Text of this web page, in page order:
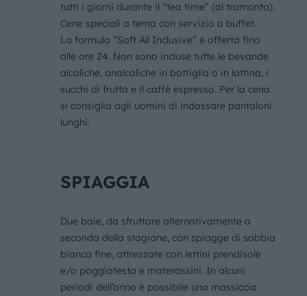
tutti i giorni durante il “tea time” (al tramonto).
Cene speciali a tema con servizio a buffet.
La formula “Soft All Inclusive” è offerta fino
alle ore 24. Non sono incluse tutte le bevande
alcoliche, analcoliche in bottiglia o in lattina, i
succhi di frutta e il caffè espresso. Per la cena
si consiglia agli uomini di indossare pantaloni
lunghi.
SPIAGGIA
Due baie, da sfruttare alternativamente a
seconda della stagione, con spiagge di sabbia
bianca fine, attrezzate con lettini prendisole
e/o poggiatesta e materassini. In alcuni
periodi dell’anno è possibile una massiccia